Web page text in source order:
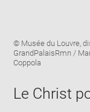
Image
caption:
© Musée du Louvre,
GrandPalaisRmn /
Coppola
Le Christ